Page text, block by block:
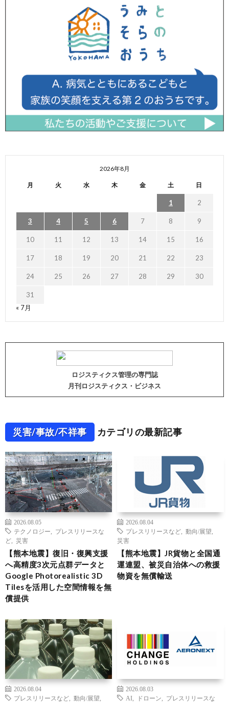
2026年8月
月 火 水 木 金 土 日
1 2
3 4 5 6 7 8 9
10 11 12 13 14 15 16
17 18 19 20 21 22 23
24 25 26 27 28 29 30
31
« 7月
ロジスティクス管理の専門誌
月刊ロジスティクス・ビジネス
災害/事故/不祥事 カテゴリの最新記事
2026.08.05
テクノロジー
プレスリリースな
ど
災害
【熊本地震】復旧・復興支援
へ高精度3次元点群データと
Google Photorealistic 3D
Tilesを活用した空間情報を無
償提供
2026.08.04
プレスリリースなど
動向/展望
災害
【熊本地震】JR貨物と全国通
運連盟、被災自治体への救援
物資を無償輸送
2026.08.04
プレスリリースなど
動向/展望
2026.08.03
AI
ドローン
プレスリリースな